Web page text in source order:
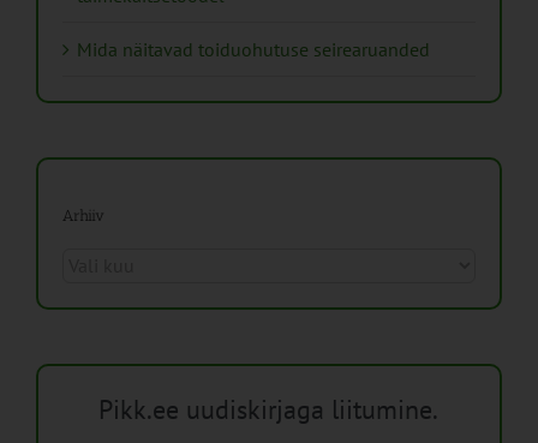
Mida näitavad toiduohutuse seirearuanded
Arhiiv
Pikk.ee uudiskirjaga liitumine.